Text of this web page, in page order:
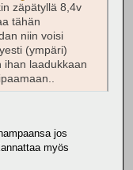
zäpätyllä 8,4v
tähän
niin voisi
(ympäri)
ihan laadukkaan
jos
myös